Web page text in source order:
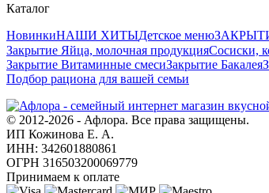
Каталог
НовинкиНАШИ ХИТЫДетское меню
Закрытие Яйца, молочная продукцияСосиски,
Закрытие Витаминные смесиЗакрытие Бакалея
Подбор рациона для вашей семьи
© 2012-2026 - Афлора. Все права защищены.
ИП Кожинова Е. А.
ИНН: 342601880861
ОГРН 316503200069779
Принимаем к оплате